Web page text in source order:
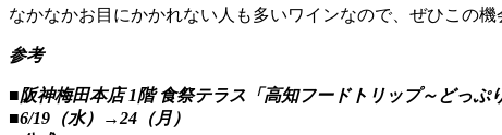
なかなかお目にかかれない人も多いワインなので、ぜひこの機
参考
■阪神梅田本店 1階 食祭テラス「高知フードトリップ～どっぷ
■6/19（水）→24（月）